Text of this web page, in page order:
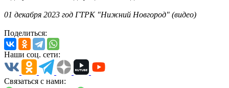
01 декабря 2023 год ГТРК "Нижний Новгород" (видео)
Поделиться:
Наши соц. сети:
Связаться с нами: